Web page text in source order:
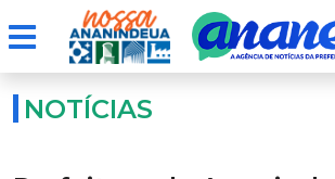
NOTÍCIAS